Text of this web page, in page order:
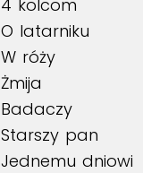
4 kolcom
O latarniku
W róży
Żmija
Badaczy
Starszy pan
Jednemu dniowi